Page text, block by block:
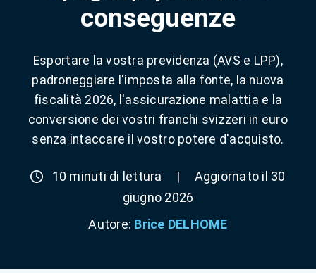
conseguenze
Esportare la vostra previdenza (AVS e LPP),
padroneggiare l'imposta alla fonte, la nuova
fiscalità 2026, l'assicurazione malattia e la
conversione dei vostri franchi svizzeri in euro
senza intaccare il vostro potere d'acquisto.
10 minuti di lettura |
Aggiornato il 30
giugno 2026
Autore: Brice DELHOME